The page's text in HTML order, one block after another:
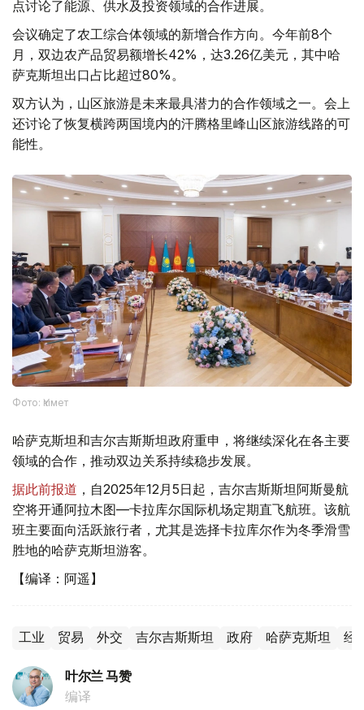
点讨论了能源、供水及投资领域的合作进展。
会议确定了农工综合体领域的新增合作方向。今年前8个
月，双边农产品贸易额增长42%，达3.26亿美元，其中哈
萨克斯坦出口占比超过80%。
双方认为，山区旅游是未来最具潜力的合作领域之一。会上
还讨论了恢复横跨两国境内的汗腾格里峰山区旅游线路的可
能性。
Фото: Үкімет
哈萨克斯坦和吉尔吉斯斯坦政府重申，将继续深化在各主要
领域的合作，推动双边关系持续稳步发展。
据此前报道 ，自2025年12月5日起，吉尔吉斯斯坦阿斯曼航
空将开通阿拉木图—卡拉库尔国际机场定期直飞航班。该航
班主要面向活跃旅行者，尤其是选择卡拉库尔作为冬季滑雪
胜地的哈萨克斯坦游客。
【编译：阿遥】
工业 贸易 外交 吉尔吉斯斯坦 政府 哈萨克斯坦 经
叶尔兰 马赞
编译